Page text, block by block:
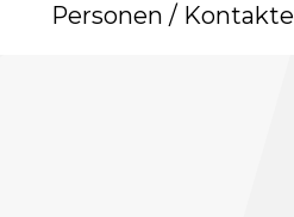
Personen / Kontakte